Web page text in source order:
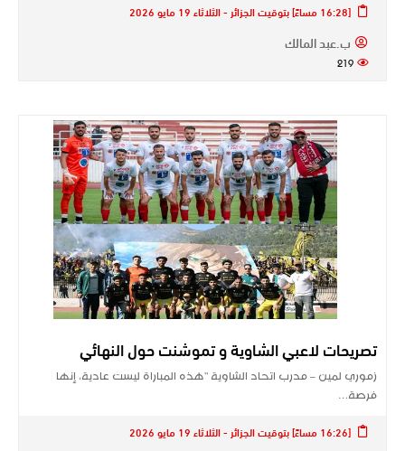
[16:28 مساءً] بتوقيت الجزائر - الثلاثاء 19 مايو 2026
ب.عبد المالك
219
تصريحات لاعبي الشاوية و تموشنت حول النهائي
زموري لمين – مدرب اتحاد الشاوية “هذه المباراة ليست عادية، إنها
فرصة…
[16:26 مساءً] بتوقيت الجزائر - الثلاثاء 19 مايو 2026